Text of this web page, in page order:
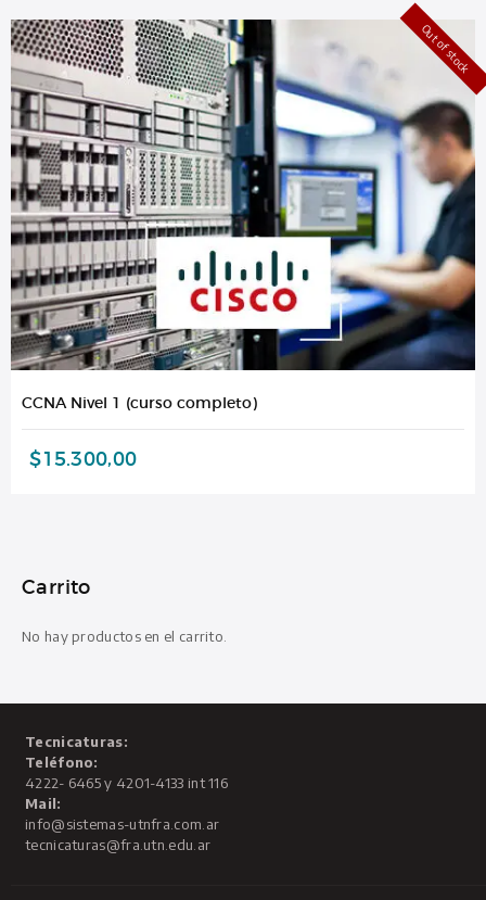
Out of stock
CCNA Nivel 1 (curso completo)
$15.300,00
Carrito
No hay productos en el carrito.
Tecnicaturas:
Teléfono:
4222- 6465 y 4201-4133 int 116
Mail:
info@sistemas-utnfra.com.ar
tecnicaturas@fra.utn.edu.ar